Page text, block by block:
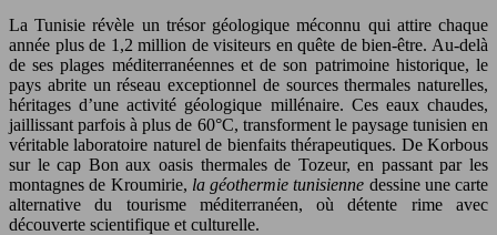
La Tunisie révèle un trésor géologique méconnu qui attire chaque
année plus de 1,2 million de visiteurs en quête de bien-être. Au-delà
de ses plages méditerranéennes et de son patrimoine historique, le
pays abrite un réseau exceptionnel de sources thermales naturelles,
héritages d’une activité géologique millénaire. Ces eaux chaudes,
jaillissant parfois à plus de 60°C, transforment le paysage tunisien en
véritable laboratoire naturel de bienfaits thérapeutiques. De Korbous
sur le cap Bon aux oasis thermales de Tozeur, en passant par les
montagnes de Kroumirie, la géothermie tunisienne dessine une carte
alternative du tourisme méditerranéen, où détente rime avec
découverte scientifique et culturelle.